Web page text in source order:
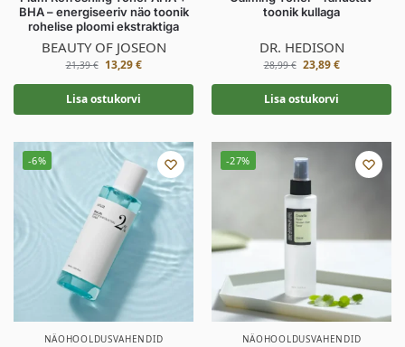
BHA – energiseeriv näo toonik
rohelise ploomi ekstraktiga
BEAUTY OF JOSEON
21,39€ 13,29€
Lisa ostukorvi
toonik kullaga
DR. HEDISON
28,99€ 23,89€
Lisa ostukorvi
-6%
NÄOHOOLDUSVAHENDID
-27%
NÄOHOOLDUSVAHENDID